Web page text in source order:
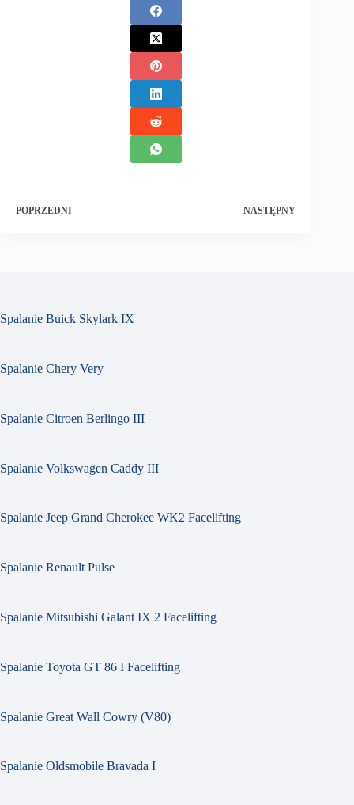
POPRZEDNI NASTĘPNY
Spalanie Buick Skylark IX
Spalanie Chery Very
Spalanie Citroen Berlingo III
Spalanie Volkswagen Caddy III
Spalanie Jeep Grand Cherokee WK2 Facelifting
Spalanie Renault Pulse
Spalanie Mitsubishi Galant IX 2 Facelifting
Spalanie Toyota GT 86 I Facelifting
Spalanie Great Wall Cowry (V80)
Spalanie Oldsmobile Bravada I